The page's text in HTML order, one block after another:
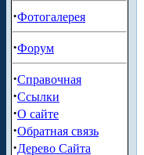
·Фотогалерея
·Форум
·Справочная
·Ссылки
·О сайте
·Обратная связь
·Дерево Сайта